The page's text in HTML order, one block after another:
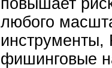
повышает
любого
фишинговые